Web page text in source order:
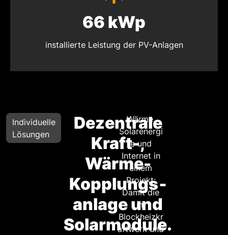
66 kWp
installierte Leistung der PV-Anlagen
Individuelle
Lösungen
Dezentrale
Kraft-,
Wärme-
Kopplungs­
anlage und
Solarmodule.
Wärme,
Solarenergi
e und
Internet in
einem
Projekt:
Damit die
im
Blockheizkr
aftwerk und